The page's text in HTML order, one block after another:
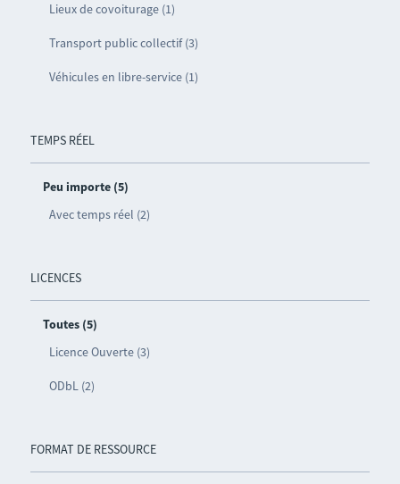
Lieux de covoiturage (1)
Transport public collectif (3)
Véhicules en libre-service (1)
TEMPS RÉEL
Peu importe (5)
Avec temps réel (2)
LICENCES
Toutes (5)
Licence Ouverte (3)
ODbL (2)
FORMAT DE RESSOURCE